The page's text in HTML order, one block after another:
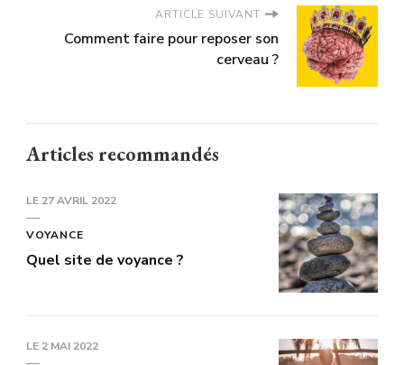
ARTICLE SUIVANT
Comment faire pour reposer son
cerveau ?
Articles recommandés
LE 27 AVRIL 2022
VOYANCE
Quel site de voyance ?
LE 2 MAI 2022